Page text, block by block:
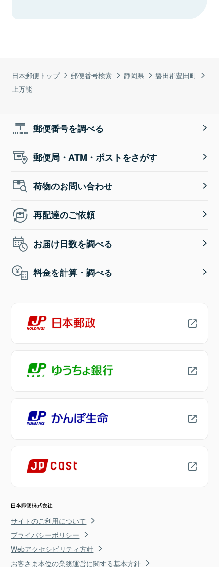
日本郵便トップ 郵便番号検索 静岡県
磐田郡豊田町
上万能
郵便番号を調べる
郵便局・ATM・ポストをさがす
荷物のお問い合わせ
再配達のご依頼
お届け日数を調べる
料金を計算・調べる
サイトのご利用について
プライバシーポリシー
Webアクセシビリティ方針
お客さま本位の業務運営に関する基本方針